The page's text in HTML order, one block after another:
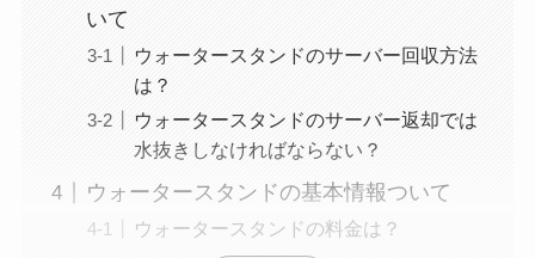
いて
ウォータースタンドのサーバー回収方法
は？
ウォータースタンドのサーバー返却では
水抜きしなければならない？
ウォータースタンドの基本情報ついて
ウォータースタンドの料金は？